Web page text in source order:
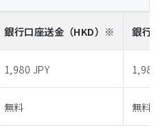
銀行口座送金 （HKD）※ 銀行
1,980 JPY 1,980
無料 無料